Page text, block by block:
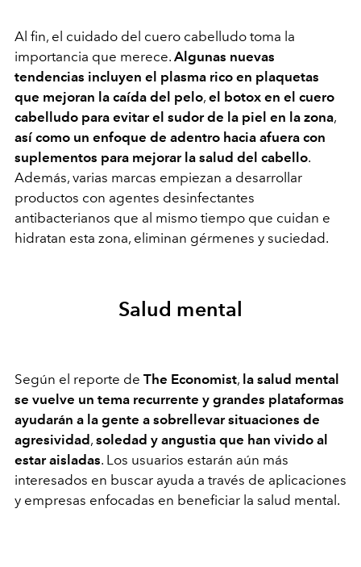
Al fin, el cuidado del cuero cabelludo toma la
importancia que merece. Algunas nuevas
tendencias incluyen el plasma rico en plaquetas
que mejoran la caída del pelo, el botox en el cuero
cabelludo para evitar el sudor de la piel en la zona,
así como un enfoque de adentro hacia afuera con
suplementos para mejorar la salud del cabello.
Además, varias marcas empiezan a desarrollar
productos con agentes desinfectantes
antibacterianos que al mismo tiempo que cuidan e
hidratan esta zona, eliminan gérmenes y suciedad.
Salud mental
Según el reporte de The Economist, la salud mental
se vuelve un tema recurrente y grandes plataformas
ayudarán a la gente a sobrellevar situaciones de
agresividad , soledad y angustia que han vivido al
estar aisladas. Los usuarios estarán aún más
interesados en buscar ayuda a través de aplicaciones
y empresas enfocadas en beneficiar la salud mental.